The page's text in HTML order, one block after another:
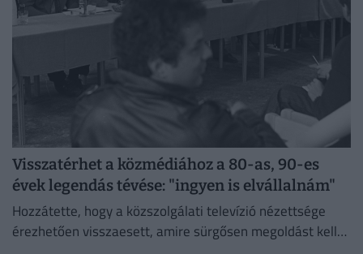
Visszatérhet a közmédiához a 80-as, 90-es
évek legendás tévése: "ingyen is elvállalnám"
Hozzátette, hogy a közszolgálati televízió nézettsége
érezhetően visszaesett, amire sürgősen megoldást kell